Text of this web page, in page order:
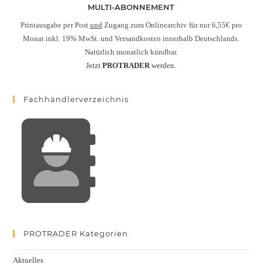
MULTI-ABONNEMENT
Printausgabe per Post und Zugang zum Onlinearchiv für nur 6,55€ pro
Monat inkl. 19% MwSt. und Versandkosten innerhalb Deutschlands.
Natürlich monatlich kündbar.
Jetzt PROTRADERwerden.
Fachhändlerverzeichnis
PROTRADER Kategorien
Aktuelles